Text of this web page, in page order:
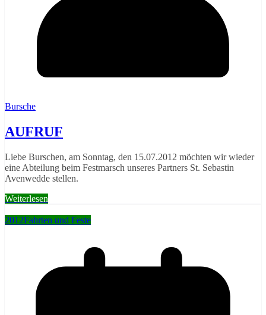
Bursche
AUFRUF
Liebe Burschen, am Sonntag, den 15.07.2012 möchten wir wieder
eine Abteilung beim Festmarsch unseres Partners St. Sebastin
Avenwedde stellen.
Weiterlesen
2012Fahrten und Feste